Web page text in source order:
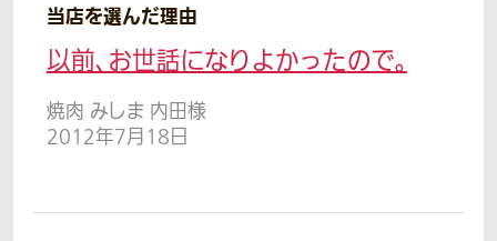
当店を選んだ理由
以前、お世話になりよかったので。
焼肉 みしま 内田様
2012年7月18日